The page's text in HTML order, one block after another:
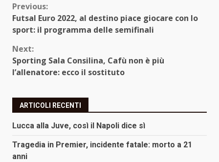
Continue
Reading
Previous:
Futsal Euro 2022, al destino piace giocare con lo
sport: il programma delle semifinali
Next:
Sporting Sala Consilina, Cafù non è più
l’allenatore: ecco il sostituto
ARTICOLI RECENTI
Lucca alla Juve, così il Napoli dice sì
Tragedia in Premier, incidente fatale: morto a 21
anni